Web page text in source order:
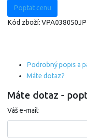
Poptat cenu
Kód zboží:
Podrobný popis a
Máte dotaz?
Máte dotaz -
Váš e-mail: